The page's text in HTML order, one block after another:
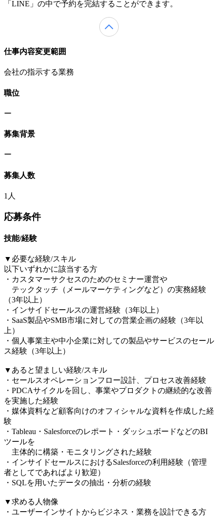
「LINE」の中で予約を完結することができます。
仕事内容変更範囲
会社の指示する業務
職位
ー
募集背景
ー
募集人数
1人
応募条件
技能/経験
▼必要な経験/スキル
以下いずれかに該当する方
・カスタマーサクセスのためのセミナー運営や
テックタッチ（メールマーケティングなど）の実務経験
（3年以上）
・インサイドセールスの運営経験（3年以上）
・SaaS製品やSMB市場に対しての営業企画の経験（3年以
上）
・個人事業主や中小企業に対しての製品やサービスのセール
ス経験（3年以上）
▼あると望ましい経験/スキル
・セールスオペレーションフロー設計、プロセス改善経験
・PDCAサイクルを回し、事業やプロダクトの継続的な改善
を実施した経験
・媒体資料など顧客向けのオフィシャルな資料を作成した経
験
・Tableau・Salesforceのレポート・ダッシュボードなどのBI
ツールを
主体的に構築・モニタリングされた経験
・インサイドセールスにおけるSalesforceの利用経験（管理
者としてであればより歓迎）
・SQLを用いたデータの抽出・分析の経験
▼求める人物像
・ユーザーインサイトからビジネス・業務を設計できる方